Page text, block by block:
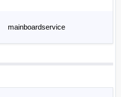
mainboardservice